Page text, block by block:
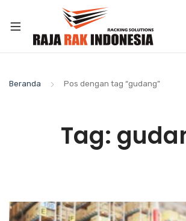
Beranda Pos dengan tag “gudang”
Tag: